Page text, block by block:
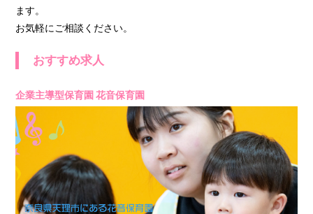
ます。
お気軽にご相談ください。
おすすめ求人
企業主導型保育園 花音保育園